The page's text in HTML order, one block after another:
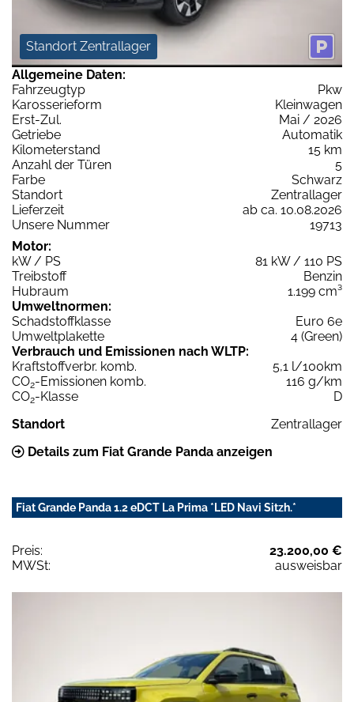
Standort Zentrallager
Allgemeine Daten:
Fahrzeugtyp
Pkw
Karosserieform
Kleinwagen
Erst-Zul.
Mai / 2026
Getriebe
Automatik
Kilometerstand
15 km
Anzahl der Türen
5
Farbe
Schwarz
Standort
Zentrallager
Lieferzeit
ab ca. 10.08.2026
Unsere Nummer
19713
Motor:
kW / PS
81 kW / 110 PS
Treibstoff
Benzin
Hubraum
1.199 cm³
Umweltnormen:
Schadstoffklasse
Euro 6e
Umweltplakette
4 (Green)
Verbrauch und Emissionen nach WLTP:
Kraftstoffverbr. komb.
5,1 l/100km
CO2-Emissionen komb.
116 g/km
CO2-Klasse
D
Standort
Zentrallager
Details zum Fiat Grande Panda anzeigen
Fiat Grande Panda 1.2 eDCT La Prima *LED Navi Sitzh.*
Preis:
23.200,00 €
MWSt:
ausweisbar